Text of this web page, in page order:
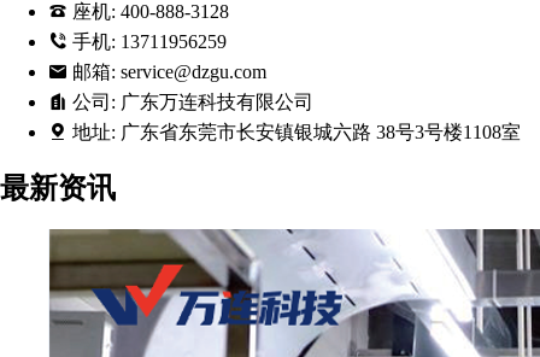
座机: 400-888-3128
手机: 13711956259
邮箱: service@dzgu.com
公司: 广东万连科技有限公司
地址: 广东省东莞市长安镇银城六路 38号3号楼1108室
最新资讯